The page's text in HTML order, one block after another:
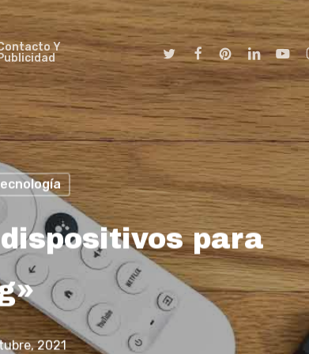
Y
Publicidad
TwitterFacebookPinterestLinkedin
para
2021